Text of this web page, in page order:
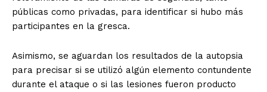
públicas como privadas, para identificar si hubo más
participantes en la gresca.
Asimismo, se aguardan los resultados de la autopsia
para precisar si se utilizó algún elemento contundente
durante el ataque o si las lesiones fueron producto